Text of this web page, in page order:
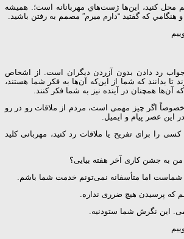
محل کنيد، اين‌ها ژست‌هاي مهربانانه است؛. هميشه
هنگامي که گفتيد “دارم ميرم” مصمم به رفتن باشيد.
رد دادن بدون آزردن دیگران است. از اشخاص
تا بدانند که شما از این‌که آن‌ها به فکر شما هستند،
آن‌ها همچنان در آینده نیز به شما فکر کنند.
اگر چیز مهمی است، مردم از ملاقات رو در رو
این عصر پیام و ایمیل.
را برای تفریح یا ملاقات رد کنید، مهربانی کلید
به جشن کاری آخر هفته بیایی؟
شماست اما متأسفانه نمی‌تونم خدمت شما باشم.
که پرسیدن هیچ ضرری نداره.
این نگرش شما ستودنیه.